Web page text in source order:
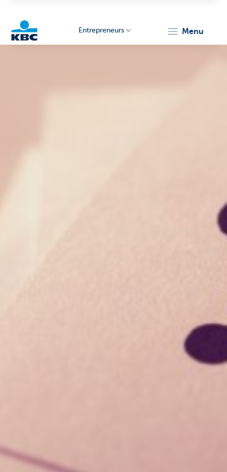
Entrepreneurs menu